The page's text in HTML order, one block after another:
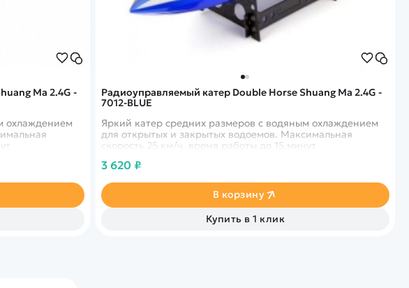
Ma 2.4G -
охлаждением
Радиоуправляемый катер Double Horse Shuang Ma 2.4G -
7012-BLUE
Яркий катер средних размеров с водяным охлаждением
для открытых и закрытых водоемов. Максимальная
скорость 25 км/ч, время работы до 15 минут
3 620 ₽
В корзину
Купить в 1 клик